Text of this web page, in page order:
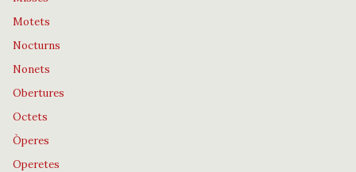
Motets
Nocturns
Nonets
Obertures
Octets
Òperes
Operetes